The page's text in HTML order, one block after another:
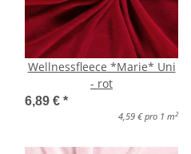
Wellnessfleece *Marie* Uni
- rot
6,89 € *
4,59 € pro 1 m 2